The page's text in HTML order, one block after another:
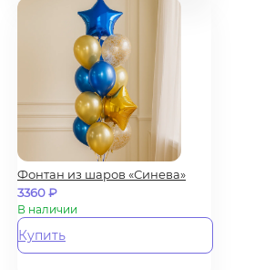
Фонтан из шаров «Синева»
3360₽
В наличии
Купить